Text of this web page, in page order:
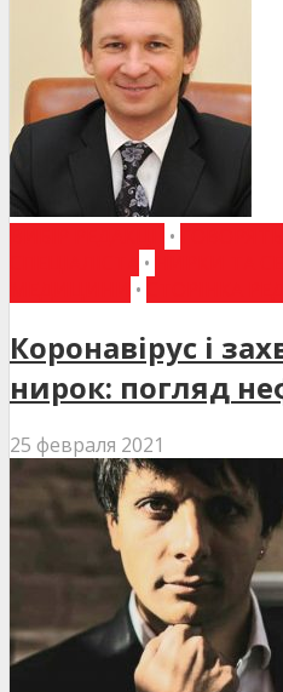
•
•
•
Коронавірус і
нирок: погляд
25 февраля 2021